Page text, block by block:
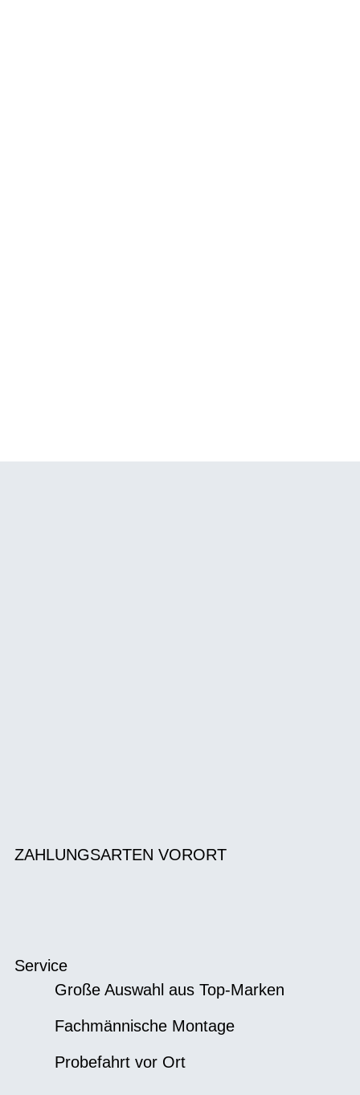
ZAHLUNGSARTEN VORORT
Service
Große Auswahl aus Top-Marken
Fachmännische Montage
Probefahrt vor Ort